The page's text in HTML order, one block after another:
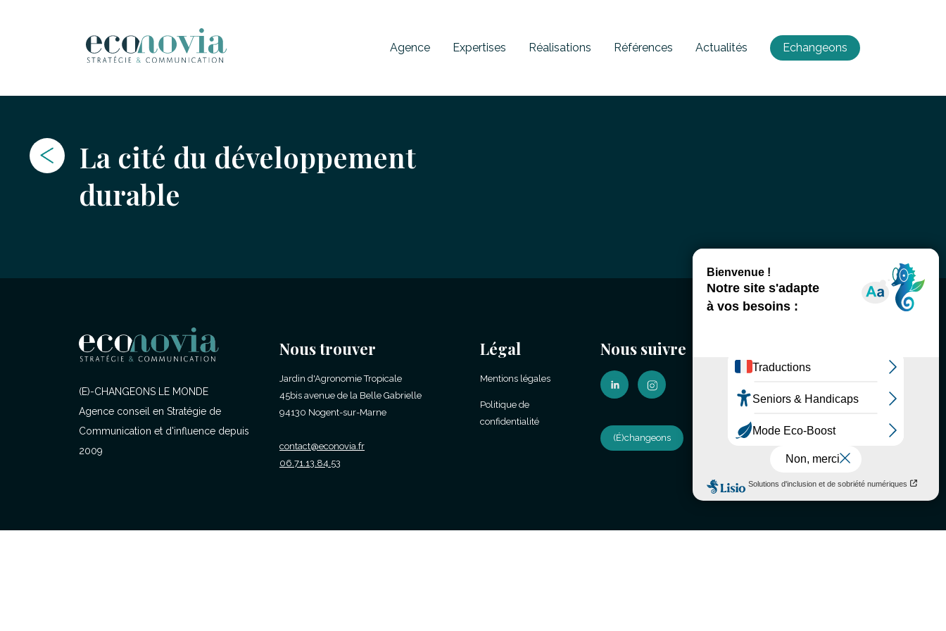
Agence Expertises Réalisations Références Actualités Echangeons
La cité du développement
durable
(E)-CHANGEONS LE MONDE
Agence conseil en Stratégie de
Communication et d'influence depuis
2009
Nous trouver
Jardin d'Agronomie Tropicale
45bis avenue de la Belle Gabrielle
94130 Nogent-sur-Marne
contact@econovia.fr
06.71.13.84.53
Légal
Mentions légales
Politique de
confidentialité
Nous suivre
(É)changeons